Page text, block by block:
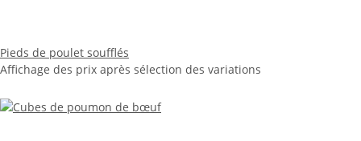
Pieds de poulet soufflés
Affichage des prix après sélection des variations